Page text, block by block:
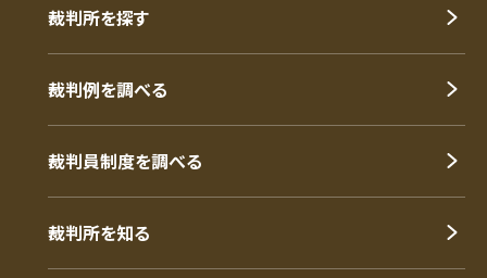
裁判所を探す
裁判例を調べる
裁判員制度を調べる
裁判所を知る